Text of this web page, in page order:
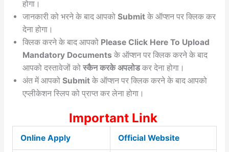
होगा।
जानकारी को भरने के बाद आपको Submitके ऑप्शन पर क्लिक कर
देना होगा।
क्लिक करने के बाद आपको Please Click Here To Upload
Mandatory Documents के ऑप्शन पर क्लिक करने के बाद
आपको दस्तावेजों को स्कैन करके अपलोडकर देना होगा।
अंत में आपको Submit के ऑप्शन पर क्लिक करने के बाद आपको
एप्लीकेशन स्लिप को प्राप्त कर लेना होगा।
Important Link
Online Apply Official Website